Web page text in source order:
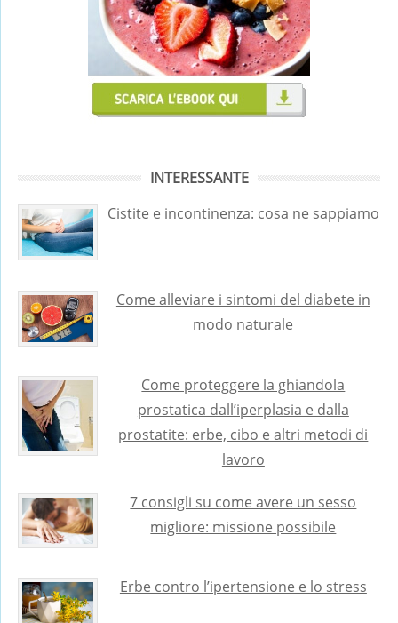
INTERESSANTE
Cistite e incontinenza: cosa ne sappiamo
Come alleviare i sintomi del diabete in
modo naturale
Come proteggere la ghiandola
prostatica dall’iperplasia e dalla
prostatite: erbe, cibo e altri metodi di
lavoro
7 consigli su come avere un sesso
migliore: missione possibile
Erbe contro l’ipertensione e lo stress